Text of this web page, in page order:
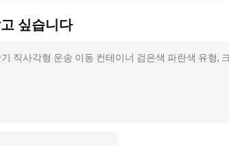
싶습니다
직사각형 운송 이동 컨테이너 검은색 파란색 유형,